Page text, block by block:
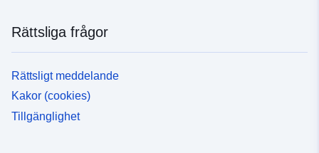
Rättsliga frågor
Rättsligt meddelande
Kakor (cookies)
Tillgänglighet